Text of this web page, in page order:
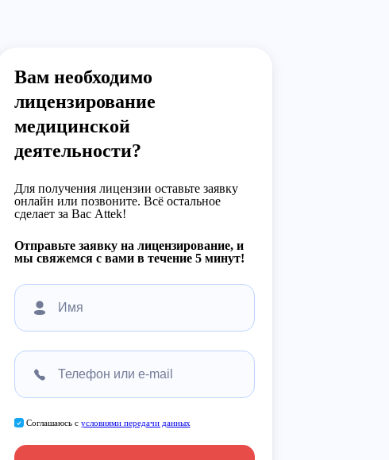
Вам необходимо
лицензирование
медицинской
деятельности?
Для получения лицензии оставьте заявку
онлайн или позвоните. Всё остальное
сделает за Вас Attek!
Отправьте заявку на лицензирование, и
мы свяжемся с вами в течение 5 минут!
Соглашаюсь с условиями передачи данных